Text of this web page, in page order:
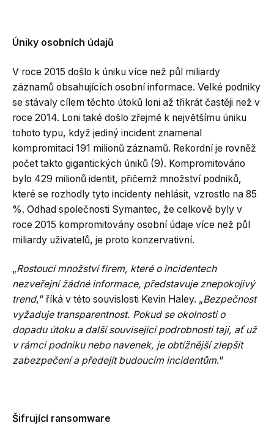
Úniky osobních údajů
V roce 2015 došlo k úniku více než půl miliardy
záznamů obsahujících osobní informace. Velké podniky
se stávaly cílem těchto útoků loni až třikrát častěji než v
roce 2014. Loni také došlo zřejmě k největšímu úniku
tohoto typu, když jediný incident znamenal
kompromitaci 191 milionů záznamů. Rekordní je rovněž
počet takto gigantických úniků (9). Kompromitováno
bylo 429 milionů identit, přičemž množství podniků,
které se rozhodly tyto incidenty nehlásit, vzrostlo na 85
%. Odhad společnosti Symantec, že celkově byly v
roce 2015 kompromitovány osobní údaje více než půl
miliardy uživatelů, je proto konzervativní.
„Rostoucí množství firem, které o incidentech
nezveřejní žádné informace, představuje znepokojivý
trend,“ říká v této souvislosti Kevin Haley. „Bezpečnost
vyžaduje transparentnost. Pokud se okolnosti o
dopadu útoku a další související podrobnosti tají, ať už
v rámci podniku nebo navenek, je obtížnější zlepšit
zabezpečení a předejít budoucím incidentům.“
Šifrující ransomware